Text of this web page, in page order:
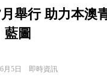
舉行 助力本澳
藍圖
月5日 即時資訊